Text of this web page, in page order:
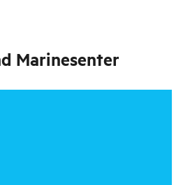
Marinesenter